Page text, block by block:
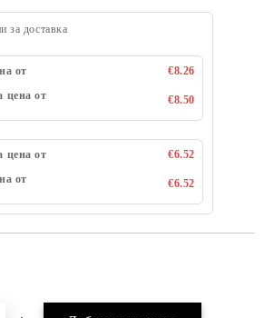
за доставка
от
€8.26
цена от
€8.50
цена от
€6.52
от
€6.52